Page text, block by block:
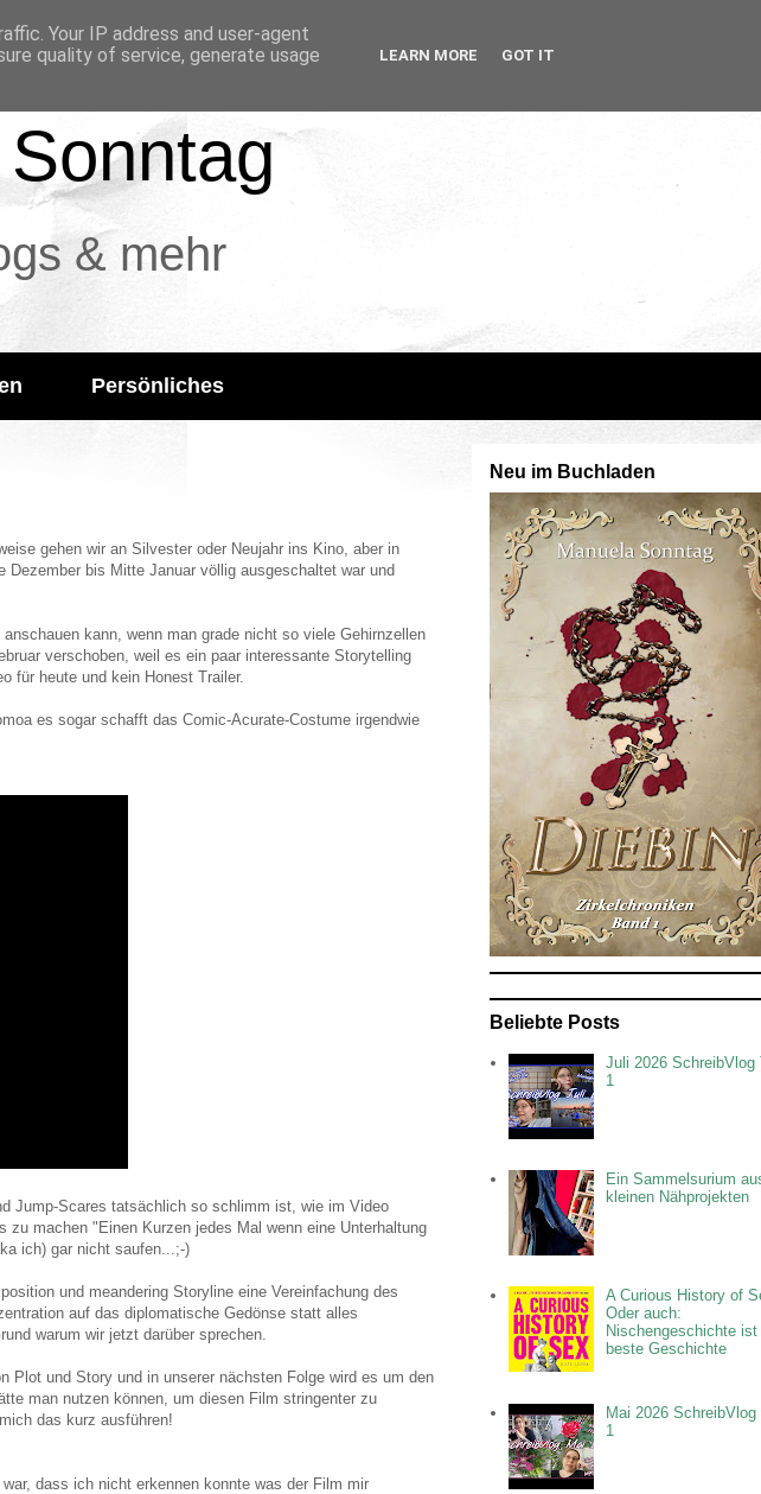
& mehr
Persönliches
gehen wir an Silvester oder Neujahr ins Kino, aber in
bis Mitte Januar völlig ausgeschaltet war und
kann, wenn man grade nicht so viele Gehirnzellen
verschoben, weil es ein paar interessante Storytelling
für heute und kein Honest Trailer.
es sogar schafft das Comic-Acurate-Costume irgendwie
Jump-Scares tatsächlich so schlimm ist, wie im Video
machen "Einen Kurzen jedes Mal wenn eine Unterhaltung
ich) gar nicht saufen...;-)
und meandering Storyline eine Vereinfachung des
auf das diplomatische Gedönse statt alles
warum wir jetzt darüber sprechen.
Plot und Story und in unserer nächsten Folge wird es um den
man nutzen können, um diesen Film stringenter zu
das kurz ausführen!
war, dass ich nicht erkennen konnte was der Film mir
Neu im Buchladen
Beliebte Posts
Juli 2026 SchreibVlog
1
Ein Sammelsurium
kleinen Nähprojekten
A Curious History of
Oder auch:
Nischengeschichte ist
beste Geschichte
Mai 2026 SchreibVlog
1
Your IP address and user-agent
quality of service, generate usage
LEARN MORE GOT IT